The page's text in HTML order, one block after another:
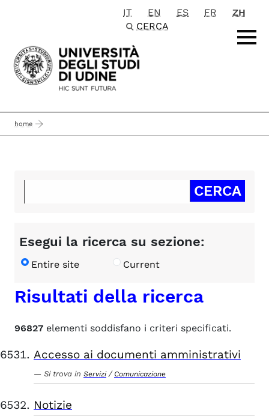
Passa al contenuto principale
IT EN ES FR
ZH
CERCA
home
Esegui la ricerca su sezione:
Entire site Current
Risultati della ricerca
96827 elementi soddisfano i criteri specificati.
Accesso ai documenti amministrativi
Si trova in Servizi / Comunicazione
Notizie